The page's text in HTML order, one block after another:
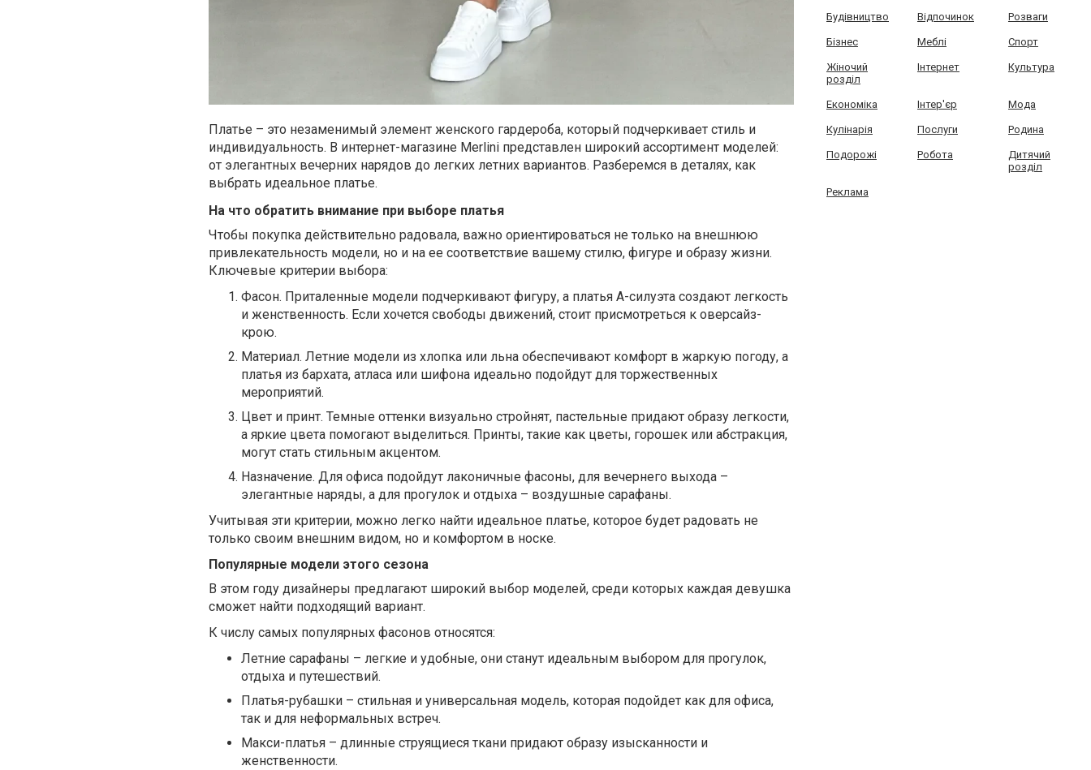
Платье – это незаменимый элемент женского гардероба, который подчеркивает стиль и
индивидуальность. В интернет-магазине Merlini представлен широкий ассортимент моделей:
от элегантных вечерних нарядов до легких летних вариантов. Разберемся в деталях, как
выбрать идеальное платье.
На что обратить внимание при выборе платья
Чтобы покупка действительно радовала, важно ориентироваться не только на внешнюю
привлекательность модели, но и на ее соответствие вашему стилю, фигуре и образу жизни.
Ключевые критерии выбора:
Фасон. Приталенные модели подчеркивают фигуру, а платья А-силуэта создают легкость
и женственность. Если хочется свободы движений, стоит присмотреться к оверсайз-
крою.
Материал. Летние модели из хлопка или льна обеспечивают комфорт в жаркую погоду, а
платья из бархата, атласа или шифона идеально подойдут для торжественных
мероприятий.
Цвет и принт. Темные оттенки визуально стройнят, пастельные придают образу легкости,
а яркие цвета помогают выделиться. Принты, такие как цветы, горошек или абстракция,
могут стать стильным акцентом.
Назначение. Для офиса подойдут лаконичные фасоны, для вечернего выхода –
элегантные наряды, а для прогулок и отдыха – воздушные сарафаны.
Учитывая эти критерии, можно легко найти идеальное платье, которое будет радовать не
только своим внешним видом, но и комфортом в носке.
Популярные модели этого сезона
В этом году дизайнеры предлагают широкий выбор моделей, среди которых каждая девушка
сможет найти подходящий вариант.
К числу самых популярных фасонов относятся:
Летние сарафаны – легкие и удобные, они станут идеальным выбором для прогулок,
отдыха и путешествий.
Платья-рубашки – стильная и универсальная модель, которая подойдет как для офиса,
так и для неформальных встреч.
Макси-платья – длинные струящиеся ткани придают образу изысканности и
женственности.
Будівництво Відпочинок Розваги
Бізнес Меблі Спорт
Жіночий
розділ
Інтернет Культура
Економіка Інтер'єр Мода
Кулінарія Послуги Родина
Подорожі Робота
Дитячий
розділ
Реклама